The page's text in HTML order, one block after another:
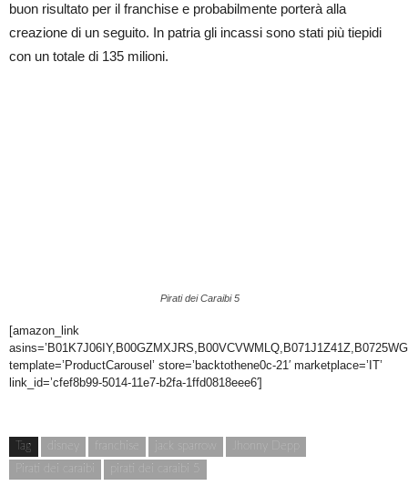
buon risultato per il franchise e probabilmente porterà alla
creazione di un seguito. In patria gli incassi sono stati più tiepidi
con un totale di 135 milioni.
Pirati dei Caraibi 5
[amazon_link
template=’ProductCarousel’ store=’backtothene0c-21′ marketplace=’IT’
link_id=’cfef8b99-5014-11e7-b2fa-1ffd0818eee6′]
Tag disney franchise jack sparrow
Jhonny Depp
Pirati dei caraibi
pirati dei caraibi 5